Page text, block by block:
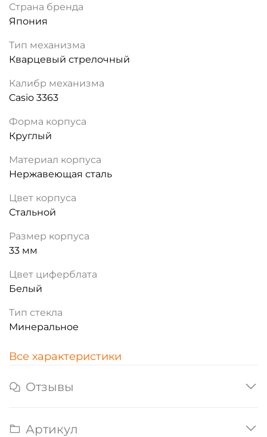
Страна бренда
Япония
Тип механизма
Кварцевый стрелочный
Калибр механизма
Casio 3363
Форма корпуса
Круглый
Материал корпуса
Нержавеющая сталь
Цвет корпуса
Стальной
Размер корпуса
33 мм
Цвет циферблата
Белый
Тип стекла
Минеральное
Все характеристики
Отзывы
Артикул